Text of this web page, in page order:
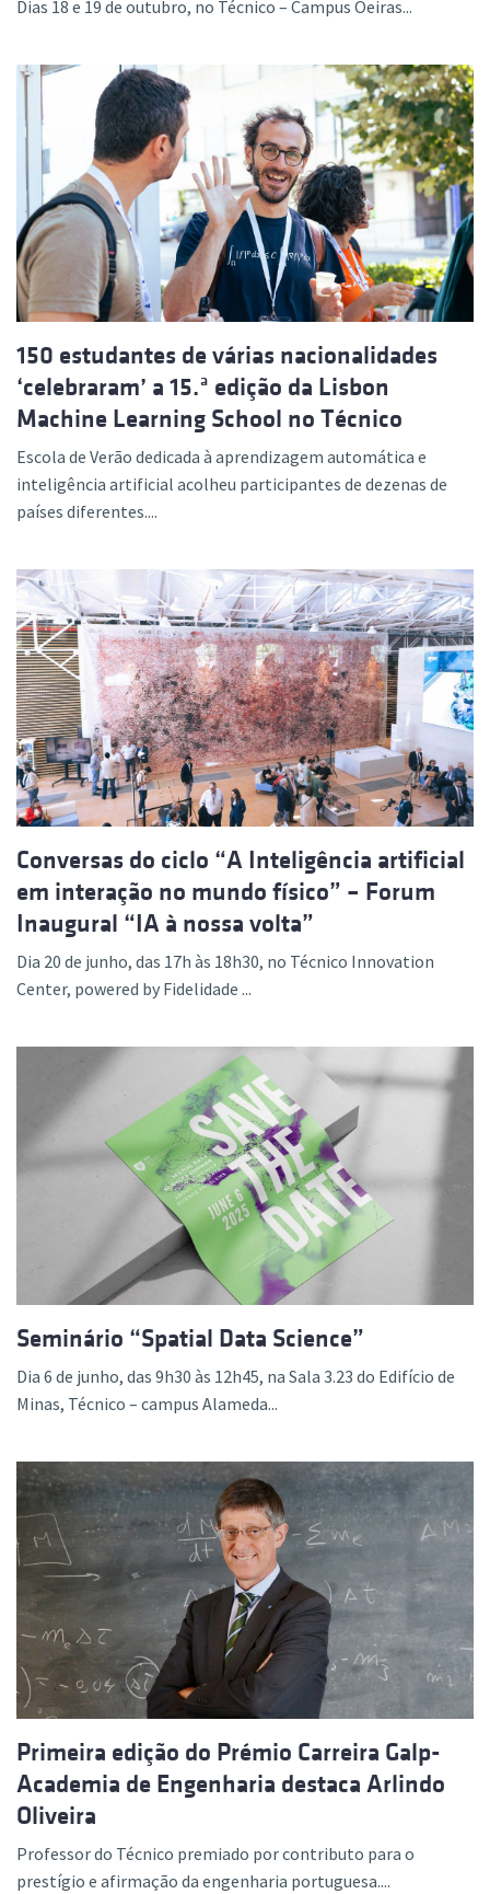
Dias 18 e 19 de outubro, no Técnico – Campus Oeiras...
150 estudantes de várias nacionalidades
‘celebraram’ a 15.ª edição da Lisbon
Machine Learning School no Técnico
Escola de Verão dedicada à aprendizagem automática e
inteligência artificial acolheu participantes de dezenas de
países diferentes....
Conversas do ciclo “A Inteligência artificial
em interação no mundo físico” – Forum
Inaugural “IA à nossa volta”
Dia 20 de junho, das 17h às 18h30, no Técnico Innovation
Center, powered by Fidelidade ...
Seminário “Spatial Data Science”
Dia 6 de junho, das 9h30 às 12h45, na Sala 3.23 do Edifício de
Minas, Técnico – campus Alameda...
Primeira edição do Prémio Carreira Galp-
Academia de Engenharia destaca Arlindo
Oliveira
Professor do Técnico premiado por contributo para o
prestígio e afirmação da engenharia portuguesa....